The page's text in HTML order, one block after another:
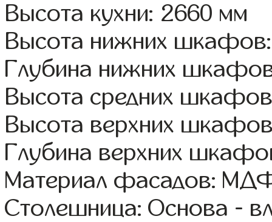
Высота кухни: 2660 мм
Высота нижних
Глубина нижних
Высота средних
Высота верхних
Глубина верхних
Материал фасадов:
Столешница: Основа -